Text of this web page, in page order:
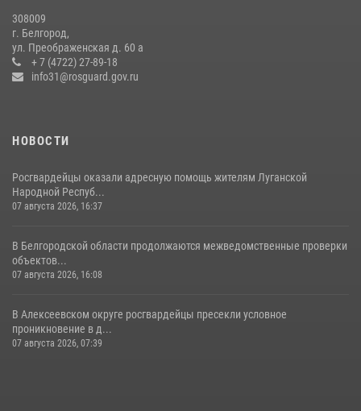
Белгородские росгвардейцы задержали рецидивиста за попытку
кражи из магазина
14 июля 2026, 07:13
308009
г. Белгород,
ул. Преображенская д. 60 а
+ 7 (4722) 27-89-18
info31@rosguard.gov.ru
НОВОСТИ
Росгвардейцы оказали адресную помощь жителям Луганской
Народной Респуб...
07 августа 2026, 16:37
В Белгородской области продолжаются межведомственные проверки
объектов...
07 августа 2026, 16:08
В Алексеевском округе росгвардейцы пресекли условное
проникновение в д...
07 августа 2026, 07:39